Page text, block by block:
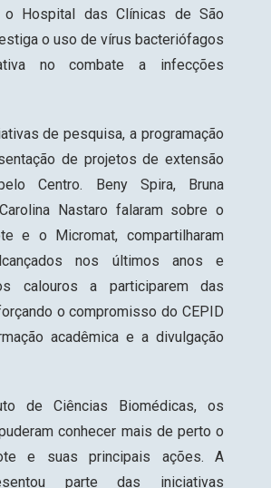
o Hospital das Clínicas de São
o uso de vírus bacteriófagos
no combate a infecções
de pesquisa, a programação
de projetos de extensão
Centro. Beny Spira, Bruna
Nastaro falaram sobre o
e o Micromat, compartilharam
nos últimos anos e
calouros a participarem das
o compromisso do CEPID
acadêmica e a divulgação
de Ciências Biomédicas, os
conhecer mais de perto o
e suas principais ações. A
parte das iniciativas